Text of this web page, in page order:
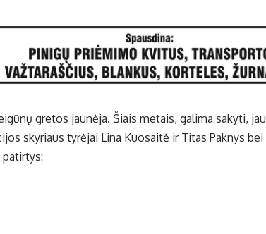
gretos jaunėja. Šiais metais, galima sakyti, jau
skyriaus tyrėjai Lina Kuosaitė ir Titas Paknys bei
patirtys: